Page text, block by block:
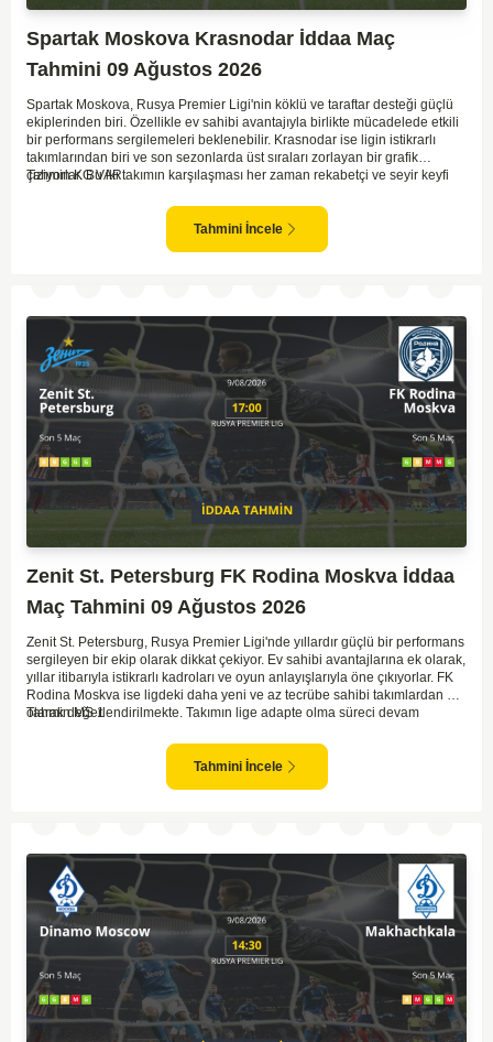
Spartak Moskova Krasnodar İddaa Maç
Tahmini 09 Ağustos 2026
Spartak Moskova, Rusya Premier Ligi'nin köklü ve taraftar desteği güçlü
ekiplerinden biri. Özellikle ev sahibi avantajıyla birlikte mücadelede etkili
bir performans sergilemeleri beklenebilir. Krasnodar ise ligin istikrarlı
takımlarından biri ve son sezonlarda üst sıraları zorlayan bir grafik
çiziyorlar. Bu iki takımın karşılaşması her zaman rekabetçi ve seyir keyfi
çevirebilecek unsurlar barındırıyor. İki takımın geçmiş karşılaşmalarında
gol bulmakta zorlanmadıkları düşünülürse, bu maçta da her iki ekip gol
Tahmin KG VAR
Tahmini İncele
Zenit St. Petersburg FK Rodina Moskva İddaa
Maç Tahmini 09 Ağustos 2026
Zenit St. Petersburg, Rusya Premier Ligi'nde yıllardır güçlü bir performans
sergileyen bir ekip olarak dikkat çekiyor. Ev sahibi avantajlarına ek olarak,
yıllar itibarıyla istikrarlı kadroları ve oyun anlayışlarıyla öne çıkıyorlar. FK
Rodina Moskva ise ligdeki daha yeni ve az tecrübe sahibi takımlardan biri
olarak değerlendirilmekte. Takımın lige adapte olma süreci devam
Zenit'in ev sahibi avantajı ve daha tecrübeli kadrosu göz önüne
alındığında, maçın genel seyri Zenit'in kontrolünde geçebilir. Bu faktörlerle
birlikte, Zenit'in net bir galibiyete ulaşması olası görünüyor.
Tahmin MS 1
Tahmini İncele